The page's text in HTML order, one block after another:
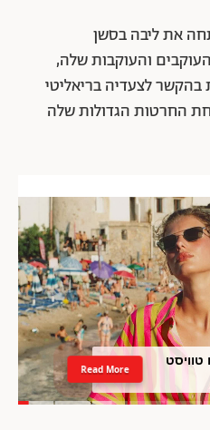
את ליבה בסשן
והעוקבות שלה,
לצעדיה בריאליטי
החרטות הגדולות שלה
עם טוויסט
Read More